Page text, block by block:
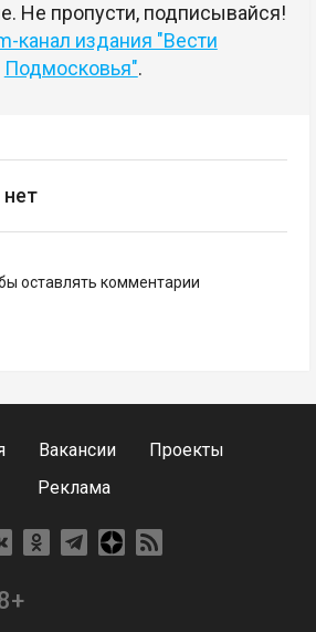
Не пропусти, подписывайся!
канал издания "Вести
Подмосковья".
оставлять комментарии
Вакансии
Проекты
Реклама